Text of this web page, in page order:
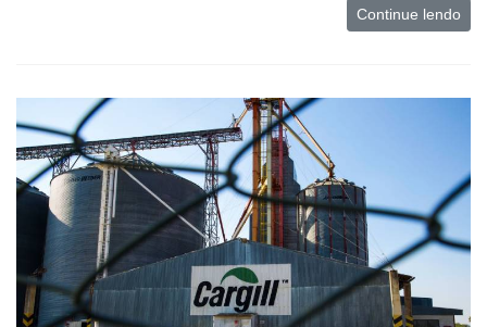
Continue lendo